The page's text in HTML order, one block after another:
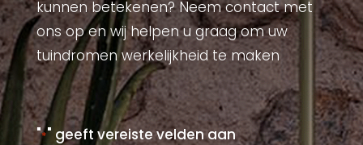
kunnen betekenen? Neem contact met
ons op en wij helpen u graag om uw
tuindromen werkelijkheid te maken
"*" geeft vereiste velden aan